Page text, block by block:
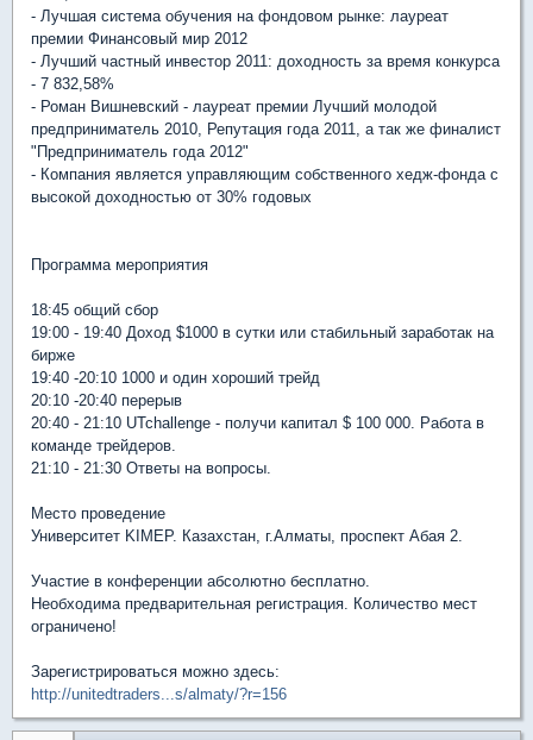
- Лучшая система обучения на фондовом рынке: лауреат
премии Финансовый мир 2012
- Лучший частный инвестор 2011: доходность за время конкурса
- 7 832,58%
- Роман Вишневский - лауреат премии Лучший молодой
предприниматель 2010, Репутация года 2011, а так же финалист
"Предприниматель года 2012"
- Компания является управляющим собственного хедж-фонда с
высокой доходностью от 30% годовых
Программа мероприятия
18:45 общий сбор
19:00 - 19:40 Доход $1000 в сутки или стабильный заработак на
бирже
19:40 -20:10 1000 и один хороший трейд
20:10 -20:40 перерыв
20:40 - 21:10 UTchallenge - получи капитал $ 100 000. Работа в
команде трейдеров.
21:10 - 21:30 Ответы на вопросы.
Место проведение
Университет KIMEP. Казахстан, г.Алматы, проспект Абая 2.
Участие в конференции абсолютно бесплатно.
Необходима предварительная регистрация. Количество мест
ограничено!
Зарегистрироваться можно здесь:
http://unitedtraders...s/almaty/?r=156